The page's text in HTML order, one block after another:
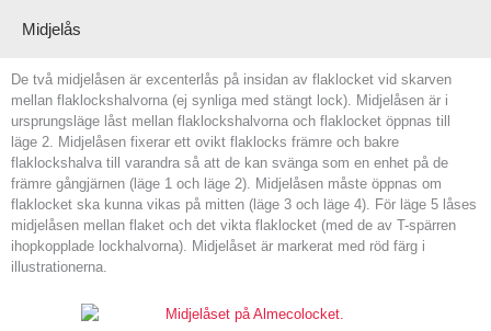
Midjelås
De två midjelåsen är excenterlås på insidan av flaklocket vid skarven
mellan flaklockshalvorna (ej synliga med stängt lock). Midjelåsen är i
ursprungsläge låst mellan flaklockshalvorna och flaklocket öppnas till
läge 2. Midjelåsen fixerar ett ovikt flaklocks främre och bakre
flaklockshalva till varandra så att de kan svänga som en enhet på de
främre gångjärnen (läge 1 och läge 2). Midjelåsen måste öppnas om
flaklocket ska kunna vikas på mitten (läge 3 och läge 4). För läge 5 låses
midjelåsen mellan flaket och det vikta flaklocket (med de av T-spärren
ihopkopplade lockhalvorna). Midjelåset är markerat med röd färg i
illustrationerna.